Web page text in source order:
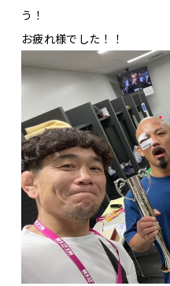
う！
お疲れ様でした！！